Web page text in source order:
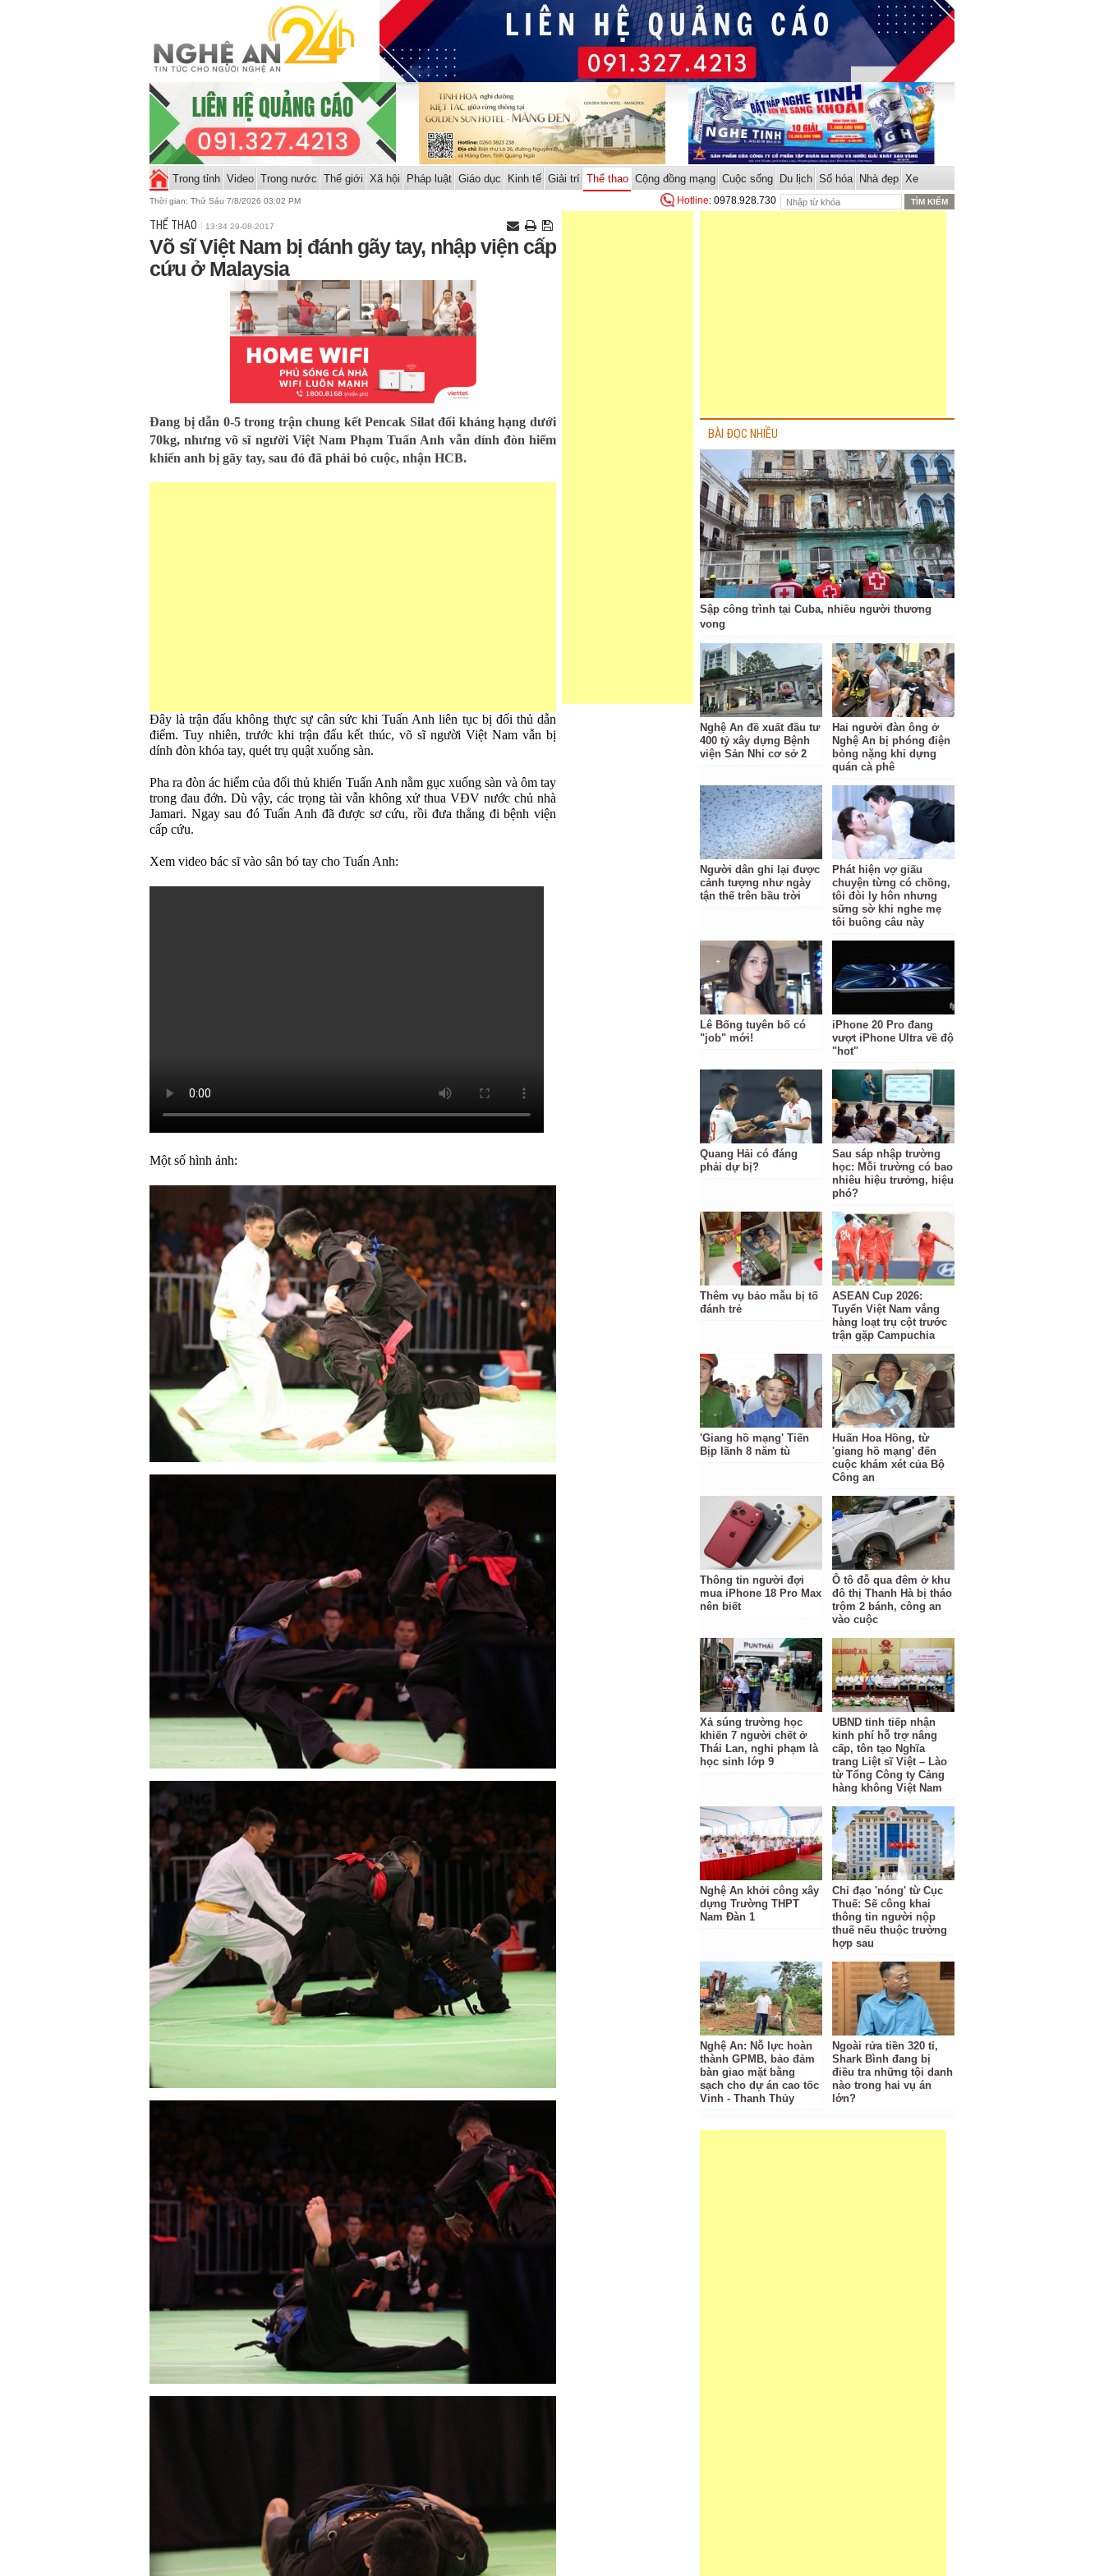
Trong tỉnh Video Trong nước Thế giới Xã hội Pháp luật Giáo dục Kinh tế Giải trí Thể thao Cộng đồng mạng Cuộc sống Du lịch Số hóa Nhà đẹp Xe
Thời gian: Thứ Sáu 7/8/2026 03:02 PM Hotline: 0978.928.730
THỂ THAO 13:34 29-08-2017
Võ sĩ Việt Nam bị đánh gãy tay, nhập viện cấp
cứu ở Malaysia
Đang bị dẫn 0-5 trong trận chung kết Pencak Silat đối kháng hạng dưới
70kg, nhưng võ sĩ người Việt Nam Phạm Tuấn Anh vẫn dính đòn hiểm
khiến anh bị gãy tay, sau đó đã phải bỏ cuộc, nhận HCB.
Đây là trận đấu không thực sự cân sức khi Tuấn Anh liên tục bị đối thủ dẫn
điểm. Tuy nhiên, trước khi trận đấu kết thúc, võ sĩ người Việt Nam vẫn bị
dính đòn khóa tay, quét trụ quật xuống sàn.
Pha ra đòn ác hiểm của đối thủ khiến Tuấn Anh nằm gục xuống sàn và ôm tay
trong đau đớn. Dù vậy, các trọng tài vẫn không xử thua VĐV nước chủ nhà
Jamari. Ngay sau đó Tuấn Anh đã được sơ cứu, rồi đưa thẳng đi bệnh viện
cấp cứu.
Xem video bác sĩ vào sân bó tay cho Tuấn Anh:
Một số hình ảnh:
BÀI ĐỌC NHIỀU
Sập công trình tại Cuba, nhiều người thương
vong
Nghệ An đề xuất đầu tư
400 tỷ xây dựng Bệnh
viện Sản Nhi cơ sở 2
Hai người đàn ông ở
Nghệ An bị phóng điện
bỏng nặng khi dựng
quán cà phê
Người dân ghi lại được
cảnh tượng như ngày
tận thế trên bầu trời
Phát hiện vợ giấu
chuyện từng có chồng,
tôi đòi ly hôn nhưng
sững sờ khi nghe mẹ
tôi buông câu này
Lê Bống tuyên bố có
"job" mới!
iPhone 20 Pro đang
vượt iPhone Ultra về độ
"hot"
Quang Hải có đáng
phải dự bị?
Sau sáp nhập trường
học: Mỗi trường có bao
nhiêu hiệu trưởng, hiệu
phó?
Thêm vụ bảo mẫu bị tố
đánh trẻ
ASEAN Cup 2026:
Tuyển Việt Nam vắng
hàng loạt trụ cột trước
trận gặp Campuchia
'Giang hồ mạng' Tiến
Bịp lãnh 8 năm tù
Huấn Hoa Hồng, từ
'giang hồ mạng' đến
cuộc khám xét của Bộ
Công an
Thông tin người đợi
mua iPhone 18 Pro Max
nên biết
Ô tô đỗ qua đêm ở khu
đô thị Thanh Hà bị tháo
trộm 2 bánh, công an
vào cuộc
Xả súng trường học
khiến 7 người chết ở
Thái Lan, nghi phạm là
học sinh lớp 9
UBND tỉnh tiếp nhận
kinh phí hỗ trợ nâng
cấp, tôn tạo Nghĩa
trang Liệt sĩ Việt – Lào
từ Tổng Công ty Cảng
hàng không Việt Nam
Nghệ An khởi công xây
dựng Trường THPT
Nam Đàn 1
Chỉ đạo 'nóng' từ Cục
Thuế: Sẽ công khai
thông tin người nộp
thuế nếu thuộc trường
hợp sau
Nghệ An: Nỗ lực hoàn
thành GPMB, bảo đảm
bàn giao mặt bằng
sạch cho dự án cao tốc
Vinh - Thanh Thủy
Ngoài rửa tiền 320 tỉ,
Shark Bình đang bị
điều tra những tội danh
nào trong hai vụ án
lớn?